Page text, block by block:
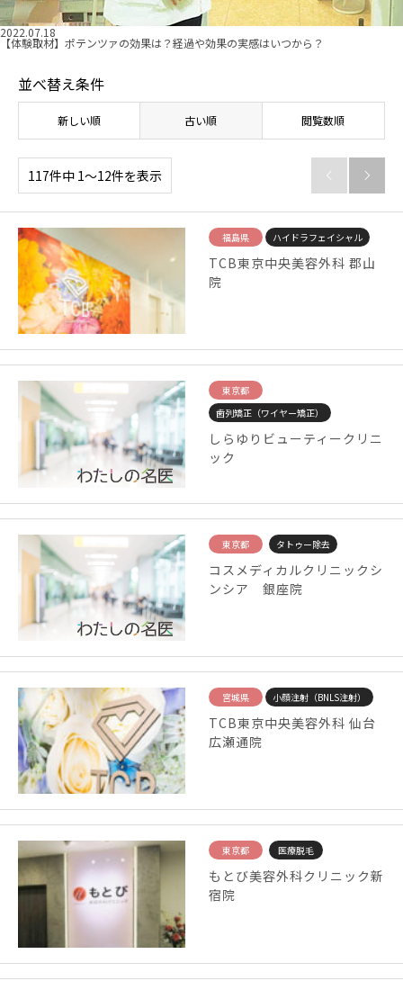
2022.07.18
【体験取材】ポテンツァの効果は？経過や効果の実感はいつから？
並べ替え条件
新しい順 古い順 閲覧数順
117件中 1〜12件を表示  
福島県 ハイドラフェイシャル
TCB東京中央美容外科 郡山
院
東京都
歯列矯正（ワイヤー矯正）
しらゆりビューティークリニ
ック
東京都 タトゥー除去
コスメディカルクリニックシ
ンシア 銀座院
宮城県 小顔注射（BNLS注射）
TCB東京中央美容外科 仙台
広瀬通院
東京都 医療脱毛
もとび美容外科クリニック新
宿院